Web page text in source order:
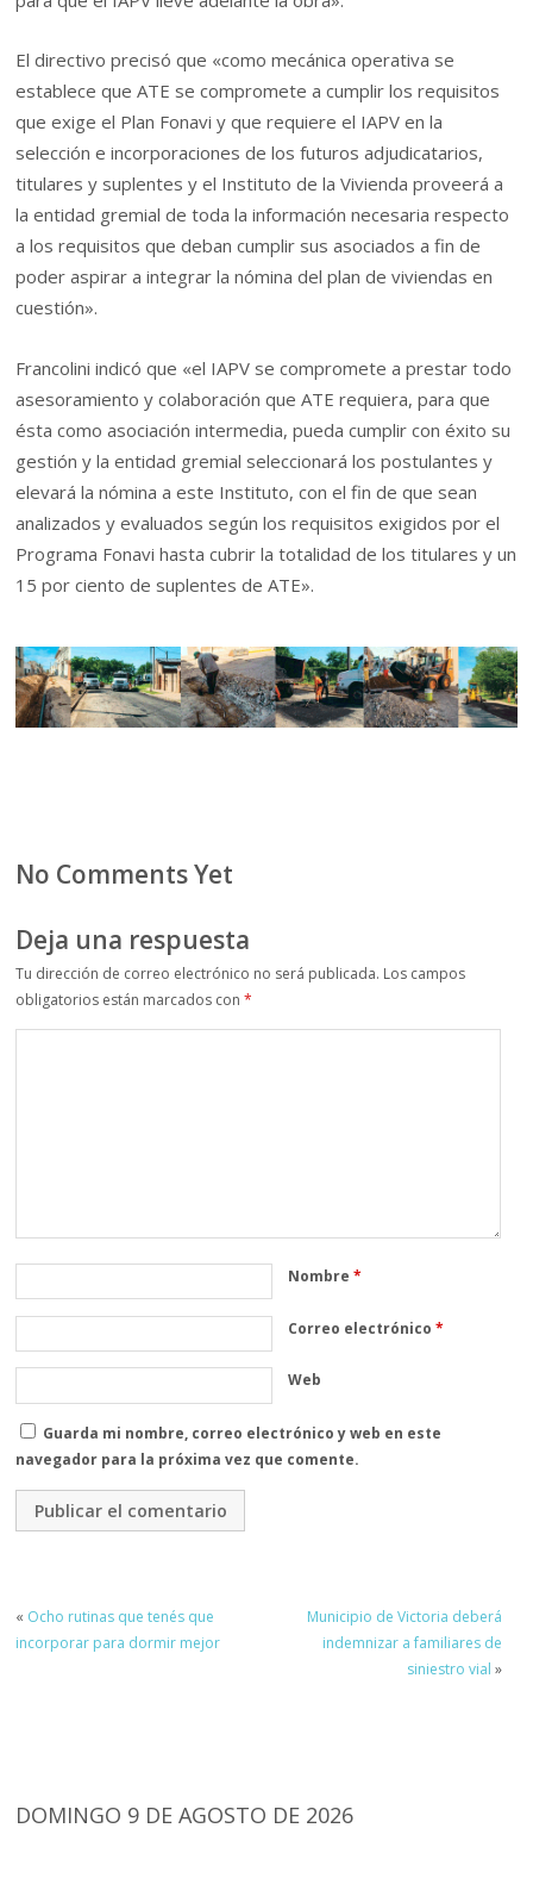
El directivo precisó que «como mecánica operativa se
establece que ATE se compromete a cumplir los requisitos
que exige el Plan Fonavi y que requiere el IAPV en la
selección e incorporaciones de los futuros adjudicatarios,
titulares y suplentes y el Instituto de la Vivienda proveerá a
la entidad gremial de toda la información necesaria respecto
a los requisitos que deban cumplir sus asociados a fin de
poder aspirar a integrar la nómina del plan de viviendas en
cuestión».
Francolini indicó que «el IAPV se compromete a prestar todo
asesoramiento y colaboración que ATE requiera, para que
ésta como asociación intermedia, pueda cumplir con éxito su
gestión y la entidad gremial seleccionará los postulantes y
elevará la nómina a este Instituto, con el fin de que sean
analizados y evaluados según los requisitos exigidos por el
Programa Fonavi hasta cubrir la totalidad de los titulares y un
15 por ciento de suplentes de ATE».
No Comments Yet
Deja una respuesta
Tu dirección de correo electrónico no será publicada. Los campos
obligatorios están marcados con*
Nombre*
Correo electrónico*
Web
Guarda mi nombre, correo electrónico y web en este
navegador para la próxima vez que comente.
« Ocho rutinas que tenés que
incorporar para dormir mejor
Municipio de Victoria deberá
indemnizar a familiares de
siniestro vial »
DOMINGO 9 DE AGOSTO DE 2026